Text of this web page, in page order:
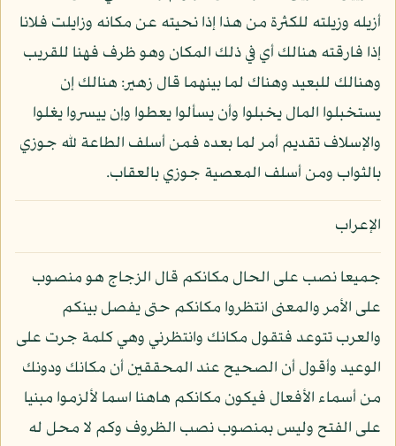
أزيله وزيلته للكثرة من هذا إذا نحيته عن مكانه وزايلت فلانا
إذا فارقته هنالك أي في ذلك المكان وهو ظرف فهنا للقريب
وهنالك للبعيد وهناك لما بينهما قال زهير: هنالك إن
يستخبلوا المال يخبلوا وأن يسألوا يعطوا وإن ييسروا يغلوا
والإسلاف تقديم أمر لما بعده فمن أسلف الطاعة لله جوزي
بالثواب ومن أسلف المعصية جوزي بالعقاب.
الإعراب
جميعا نصب على الحال مكانكم قال الزجاج هو منصوب
على الأمر والمعنى انتظروا مكانكم حتى يفصل بينكم
والعرب تتوعد فتقول مكانك وانتظرني وهي كلمة جرت على
الوعيد وأقول أن الصحيح عند المحققين أن مكانك ودونك
من أسماء الأفعال فيكون مكانكم هاهنا اسما لألزموا مبنيا
على الفتح وليس بمنصوب نصب الظروف وكم لا محل له